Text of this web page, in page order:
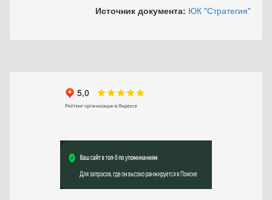
Источник документа: ЮК "Стратегия"